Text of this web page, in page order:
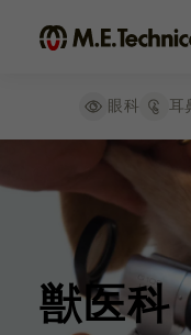
製品情報一覧
眼科
耳鼻科
獣医科
他科
滅菌トレー
眼科 耳
獣医科
検査
眼
洗浄
手持